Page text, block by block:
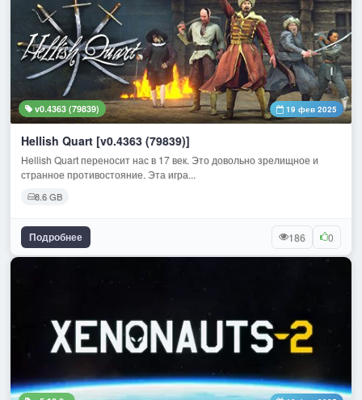
v0.4363 (79839) 19 фев 2025
Hellish Quart [v0.4363 (79839)]
Hellish Quart переносит нас в 17 век. Это довольно зрелищное и
странное противостояние. Эта игра...
8.6 GB
Подробнее 186 0